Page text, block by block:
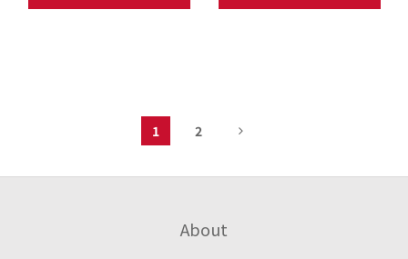
1 2
About